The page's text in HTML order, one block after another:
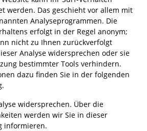
werden. Das geschieht vor allem mit
Analyseprogrammen. Die
erfolgt in der Regel anonym;
nicht zu Ihnen zurückverfolgt
Analyse widersprechen oder sie
bestimmter Tools verhindern.
dazu finden Sie in der folgenden
widersprechen. Über die
werden wir Sie in dieser
informieren.